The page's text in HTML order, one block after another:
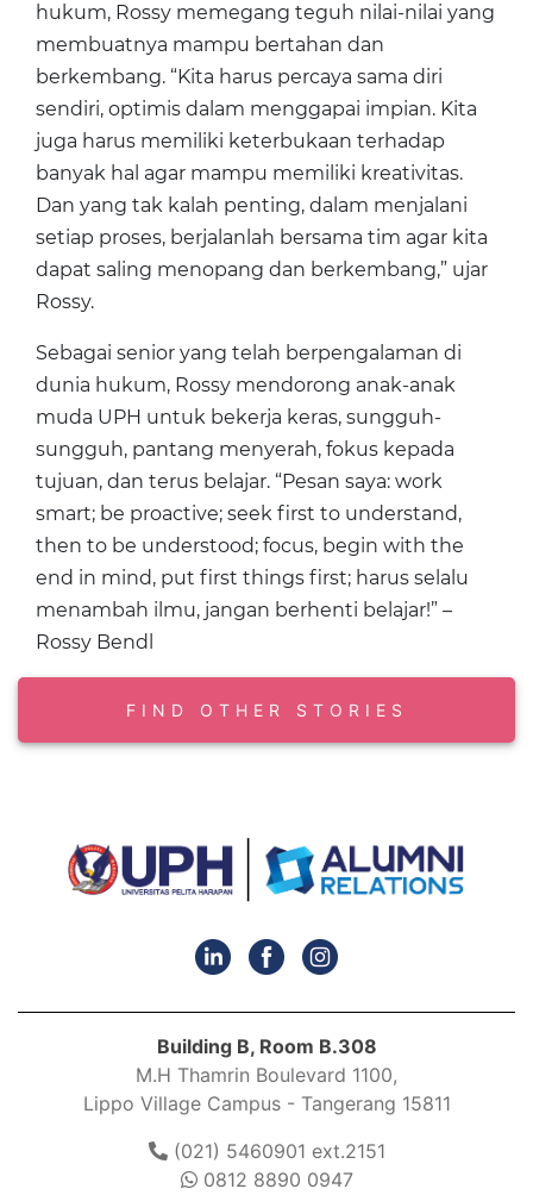
hukum, Rossy memegang teguh nilai-nilai yang
membuatnya mampu bertahan dan
berkembang. “Kita harus percaya sama diri
sendiri, optimis dalam menggapai impian. Kita
juga harus memiliki keterbukaan terhadap
banyak hal agar mampu memiliki kreativitas.
Dan yang tak kalah penting, dalam menjalani
setiap proses, berjalanlah bersama tim agar kita
dapat saling menopang dan berkembang,” ujar
Rossy.
Sebagai senior yang telah berpengalaman di
dunia hukum, Rossy mendorong anak-anak
muda UPH untuk bekerja keras, sungguh-
sungguh, pantang menyerah, fokus kepada
tujuan, dan terus belajar. “Pesan saya: work
smart; be proactive; seek first to understand,
then to be understood; focus, begin with the
end in mind, put first things first; harus selalu
menambah ilmu, jangan berhenti belajar!” –
Rossy Bendl
FIND OTHER STORIES
Building B, Room B.308
M.H Thamrin Boulevard 1100,
Lippo Village Campus - Tangerang 15811
(021) 5460901 ext.2151
0812 8890 0947